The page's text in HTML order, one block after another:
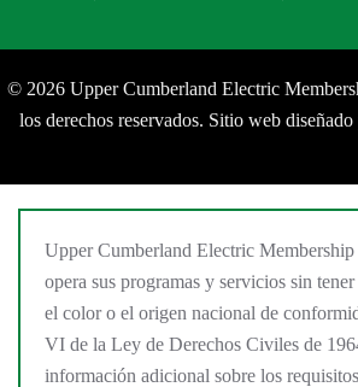
© 2026 Upper Cumberland Electric
los derechos reservados. Sitio web
Upper Cumberland Electric
opera sus programas y servicios sin
el color o el origen nacional de
VI de la Ley de Derechos Civiles de
información adicional sobre los